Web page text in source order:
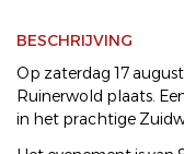
BESCHRIJVING
Op zaterdag 17
Ruinerwold plaats.
in het prachtige